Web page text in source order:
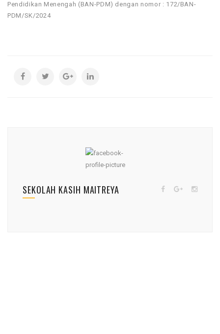
Pendidikan Menengah (BAN-PDM) dengan nomor : 172/BAN-
PDM/SK/2024
SEKOLAH KASIH MAITREYA